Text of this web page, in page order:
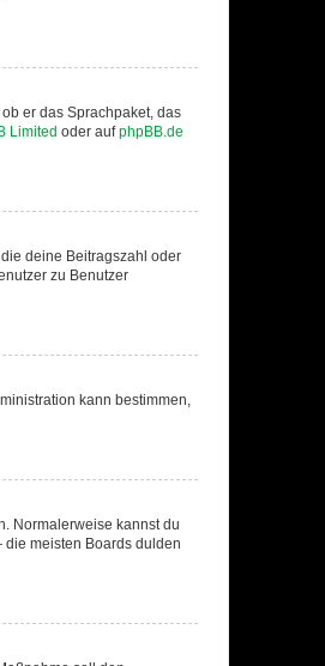
er das Sprachpaket, das
Limited oder aufphpBB.de
deine Beitragszahl oder
zu Benutzer
kann bestimmen,
Normalerweise kannst du
meisten Boards dulden